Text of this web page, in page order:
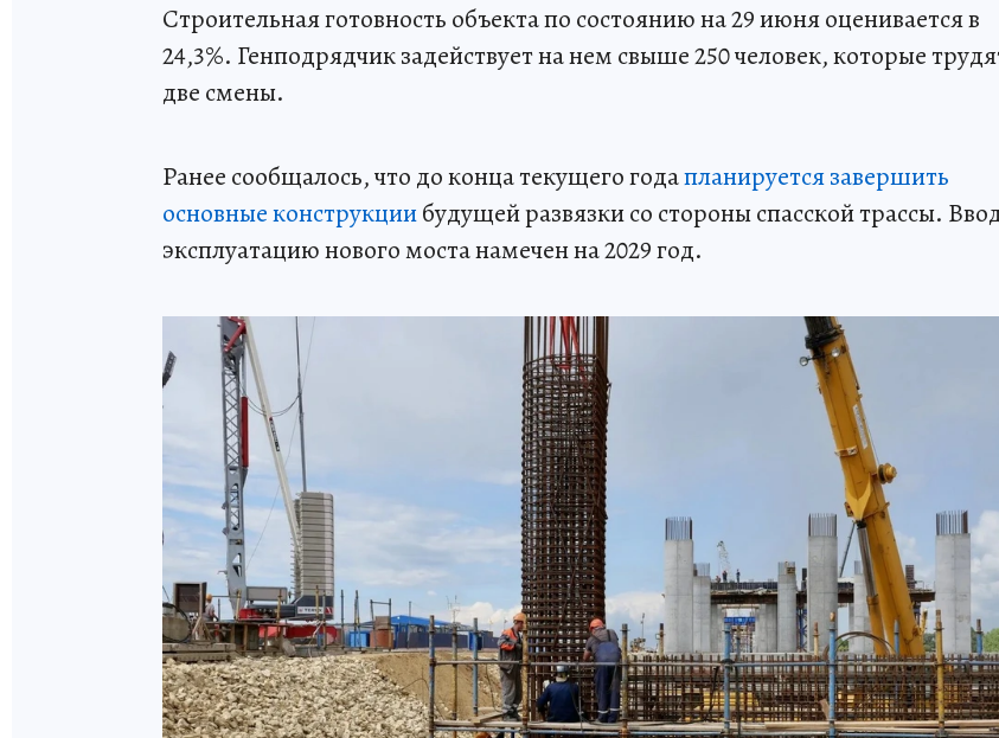
Строительная готовность объекта по состоянию на 29 июня оценивается в
24,3%. Генподрядчик задействует на нем свыше 250 человек, которые
две смены.
Ранее сообщалось, что до конца текущего годапланируется завершить
основные конструкциибудущей развязки со стороны спасской трассы.
эксплуатацию нового моста намечен на 2029 год.